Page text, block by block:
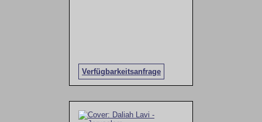
Verfügbarkeitsanfrage